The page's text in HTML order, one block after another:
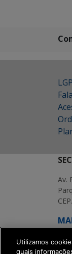
Av.
Utilizamos
quais